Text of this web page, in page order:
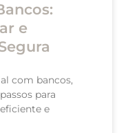
e
com bancos,
para
e